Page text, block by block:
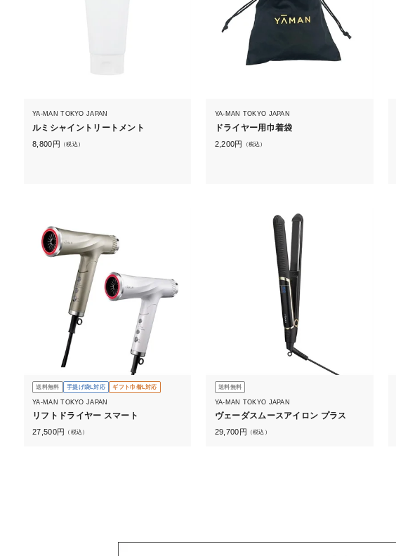
YA-MAN TOKYO JAPAN
ルミシャイントリートメント
8,800円 （税込）
YA-MAN TOKYO JAPAN
ドライヤー用巾着袋
2,200円 （税込）
送料無料 手提げ袋L対応 ギフト巾着L対応
YA-MAN TOKYO JAPAN
リフトドライヤー スマート
27,500円 （税込）
送料無料
YA-MAN TOKYO JAPAN
ヴェーダスムースアイロン プラス
29,700 円 （税込）